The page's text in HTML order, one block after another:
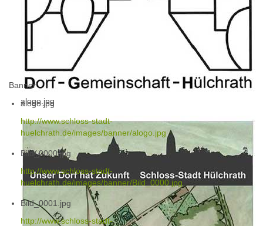
alogo.jpg
Banner
alogo.jpg
http://www.schloss-stadt-
huelchrath.de/images/banner/alogo.jpg
Bild_0000.jpg
http://www.schloss-stadt-
huelchrath.de/images/banner/Bild_0000.jpg
Bild_0001.jpg
http://www.schloss-stadt-